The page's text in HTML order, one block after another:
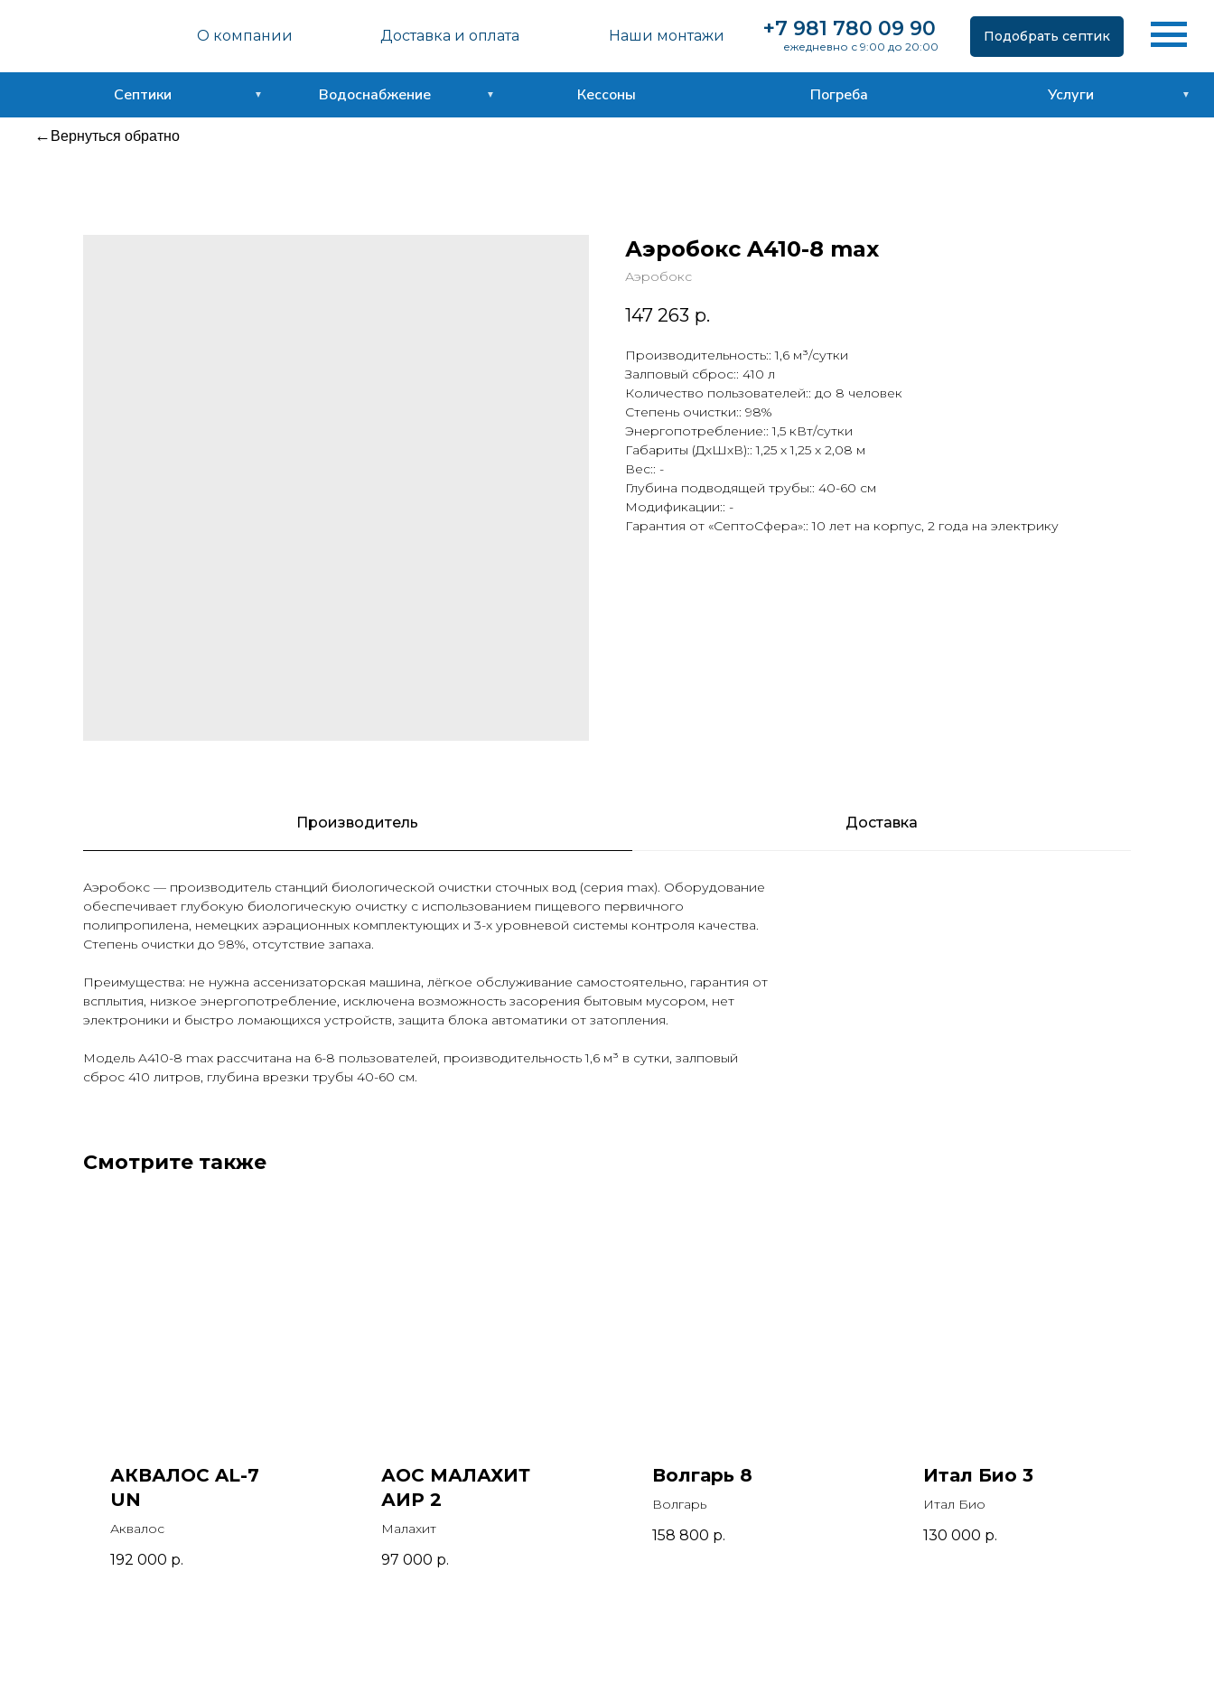
+7 981 780 09 90
ежедневно с 9:00 до 20:00
О компании Доставка и оплата Наши монтажи Подобрать септик
Септики Водоснабжение Кессоны Погреба Услуги
Вернуться обратно
Аэробокс A410-8 max
Аэробокс
147 263 р.
Производительность:: 1,6 м³/сутки
Залповый сброс:: 410 л
Количество пользователей:: до 8 человек
Степень очистки:: 98%
Энергопотребление:: 1,5 кВт/сутки
Габариты (ДхШхВ):: 1,25 x 1,25 x 2,08 м
Вес:: -
Глубина подводящей трубы:: 40-60 см
Модификации:: -
Гарантия от «СептоСфера»:: 10 лет на корпус, 2 года на электрику
Производитель Доставка
Аэробокс — производитель станций биологической очистки сточных вод (серия max). Оборудование
обеспечивает глубокую биологическую очистку с использованием пищевого первичного
полипропилена, немецких аэрационных комплектующих и 3-х уровневой системы контроля качества.
Степень очистки до 98%, отсутствие запаха.
Преимущества: не нужна ассенизаторская машина, лёгкое обслуживание самостоятельно, гарантия от
всплытия, низкое энергопотребление, исключена возможность засорения бытовым мусором, нет
электроники и быстро ломающихся устройств, защита блока автоматики от затопления.
Модель A410-8 max рассчитана на 6-8 пользователей, производительность 1,6 м³ в сутки, залповый
сброс 410 литров, глубина врезки трубы 40-60 см.
Смотрите также
АКВАЛОС AL-7
UN
Аквалос
192 000 р.
АОС МАЛАХИТ
АИР 2
Малахит
97 000 р.
Волгарь 8
Волгарь
158 800 р.
Итал Био 3
Итал Био
130 000 р.